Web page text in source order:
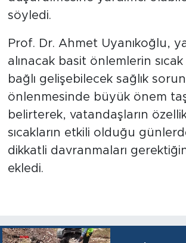
söyledi.
Prof. Dr. Ahmet Uyanıkoğlu,
alınacak basit önlemlerin
bağlı gelişebilecek sağlık
önlenmesinde büyük önem
belirterek, vatandaşların
sıcakların etkili olduğu
dikkatli davranmaları
ekledi.